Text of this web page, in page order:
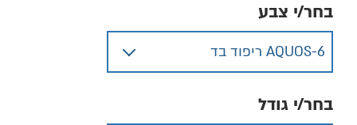
בחר/י צבע
בחר/י גודל